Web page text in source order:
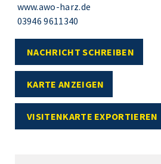
www.awo-harz.de
03946 9611340
NACHRICHT SCHREIBEN
KARTE ANZEIGEN
VISITENKARTE EXPORTIEREN